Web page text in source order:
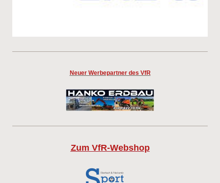
Neuer Werbepartner des VfR
Zum VfR-Webshop